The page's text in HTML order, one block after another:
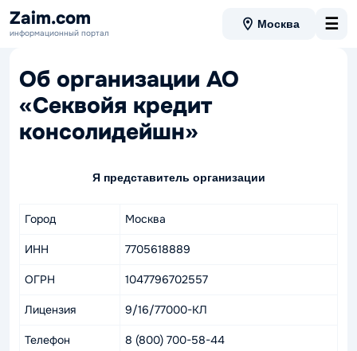
Zaim.com
информационный портал
Москва ☰
Об организации АО
«Секвойя кредит
консолидейшн»
Я представитель организации
Город Москва
ИНН 7705618889
ОГРН 1047796702557
Лицензия 9/16/77000-КЛ
Телефон 8 (800) 700-58-44